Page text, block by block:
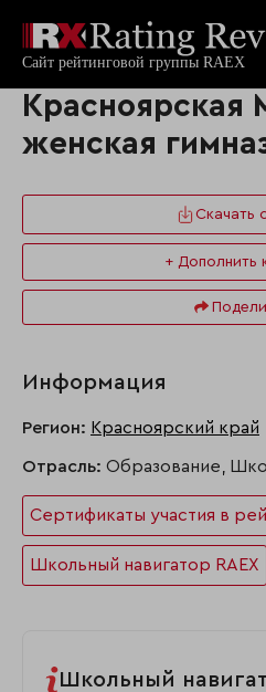
Красноярская
женская
Скачать
+ Дополнить
Информация
Регион: Красноярский край
Отрасль: Образование,
Сертификаты участия в
Школьный навигатор RAEX
Школьный